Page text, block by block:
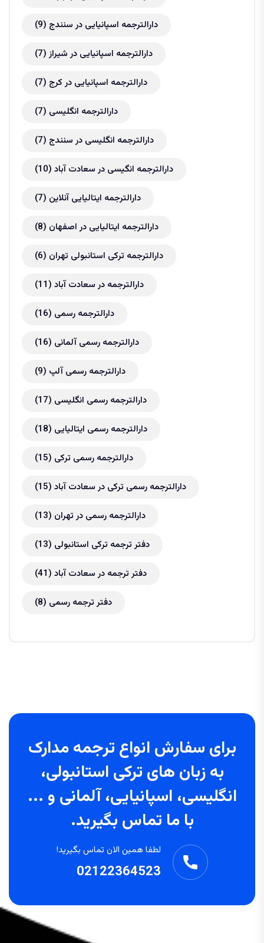
دارالترجمه اسپانیایی در سنندج (9)
دارالترجمه اسپانیایی در شیراز(7)
دارالترجمه اسپانیایی در کرج (7)
دارالترجمه انگلیسی (7)
دارالترجمه انگلیسی در سنندج (7)
دارالترجمه انگیسی در سعادت آباد (10)
دارالترجمه ایتالیایی آنلاین (7)
دارالترجمه ایتالیایی در اصفهان (8)
دارالترجمه ترکی استانبولی تهران (6)
دارالترجمه در سعادت آباد (11)
دارالترجمه رسمی (16)
دارالترجمه رسمی آلمانی (16)
دارالترجمه رسمی آلپ (9)
دارالترجمه رسمی انگلیسی (17)
دارالترجمه رسمی ایتالیایی (18)
دارالترجمه رسمی ترکی (15)
دارالترجمه رسمی ترکی در سعادت آباد (15)
دارالترجمه رسمی در تهران (13)
دفتر ترجمه ترکی استانبولی (13)
دفتر ترجمه در سعادت آباد (41)
دفتر ترجمه رسمی (8)
برای سفارش انواع ترجمه مدارک
به زبان های ترکی استانبولی،
انگلیسی، اسپانیایی، آلمانی و ...
با ما تماس بگیرید.
لطفا همین الان تماس بگیرید!
02122364523